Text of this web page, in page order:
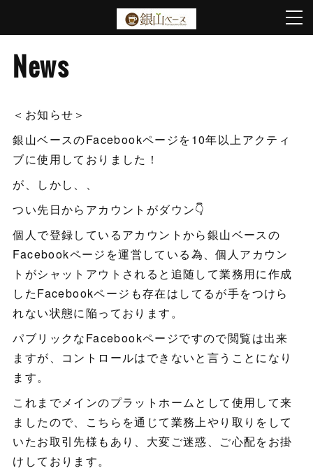
News
＜お知らせ＞
銀山ベースのFacebookページを10年以上アクティ
ブに使用しておりました！
が、しかし、、
つい先日からアカウントがダウン👇
個人で登録しているアカウントから銀山ベースの
Facebookページを運営している為、個人アカウン
トがシャットアウトされると追随して業務用に作成
したFacebookページも存在はしてるが手をつけら
れない状態に陥っております。
パブリックなFacebookページですので閲覧は出来
ますが、コントロールはできないと言うことになり
ます。
これまでメインのプラットホームとして使用して来
ましたので、こちらを通じて業務上やり取りをして
いたお取引先様もあり、大変ご迷惑、ご心配をお掛
けしております。